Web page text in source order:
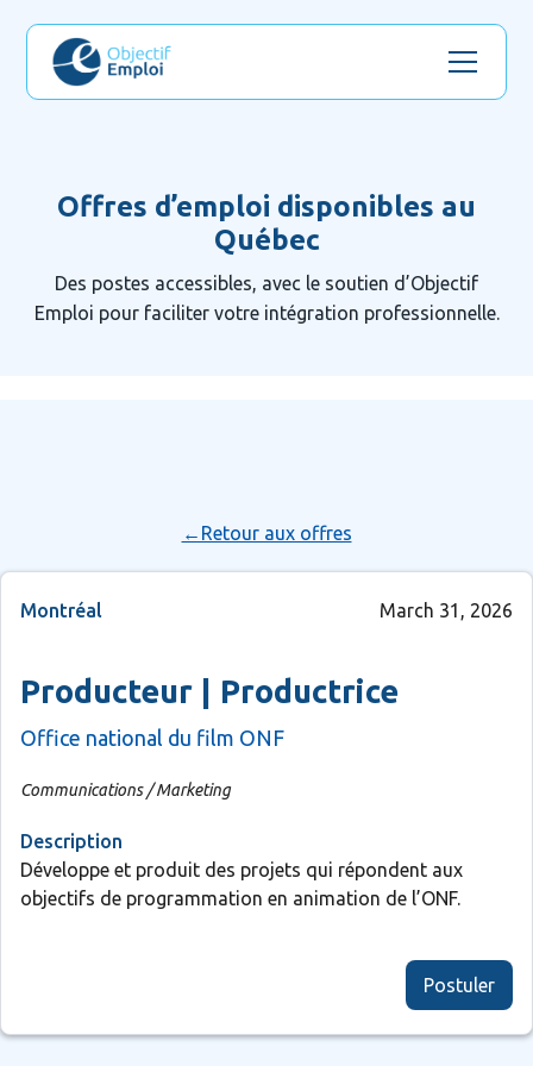
Offres d’emploi disponibles au
Québec
Des postes accessibles, avec le soutien d’Objectif
Emploi pour faciliter votre intégration professionnelle.
←Retour aux offres
Montréal March 31, 2026
Producteur | Productrice
Office national du film ONF
Communications / Marketing
Description
Développe et produit des projets qui répondent aux
objectifs de programmation en animation de l’ONF.
Postuler